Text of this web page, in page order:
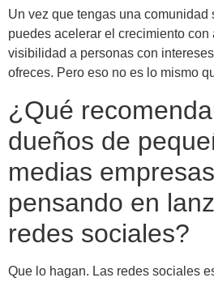
Un vez que tengas una comunidad
puedes acelerar el crecimiento con
visibilidad a personas con
ofreces. Pero eso no es lo mismo
¿Qué
dueños de
medias
pensando en
redes sociales?
Que lo hagan. Las redes sociales